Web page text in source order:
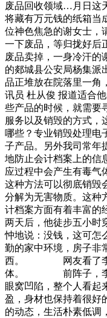
废品回收领域…月日这
将藏有万元钱的纸箱
位神色焦急的谢女士，
一下废品，等归拢好
废品卖掉，一身冷汗的
的郯城县公安局杨集
品正堆放在院落里一
讯员 杜从俊 报道适合
些产品的时候，就需要
服务以及销毁的方式，
哪些？专业销毁处理电
子产品。另外我司常年
地防止会计档案上的信
应过程中会产生有毒气
这种方法可以彻底销毁
分解为无害物质。这种
计档案方面有着丰富的
两天后，他徒步五小时
忡地说：没钱，这可
勤的家中环境，房子非
西。 网友看了李勤勤
体。 前阵子，李勤勤
眼窝凹陷，整个人看
盈，身材也保持着很
的动态，生活朴素低调